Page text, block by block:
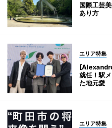
国際工芸
あり方
エリア特集
就任！駅
た地元愛
エリア特集